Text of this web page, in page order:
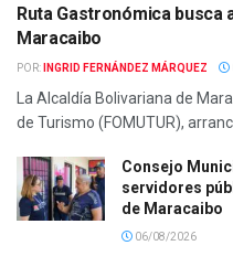
Ruta Gastronómica
Maracaibo
POR: INGRID FERNÁNDEZ MÁRQUEZ
La Alcaldía Bolivariana de
de Turismo (FOMUTUR),
Consejo
servidores
de Maracaibo
06/08/2026